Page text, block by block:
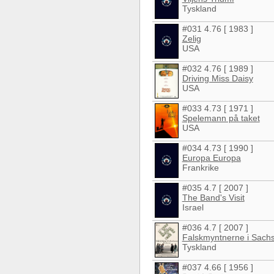
Tyskland
#031 4.76 [ 1983 ]
Zelig
USA
#032 4.76 [ 1989 ]
Driving Miss Daisy
USA
#033 4.73 [ 1971 ]
Spelemann på taket
USA
#034 4.73 [ 1990 ]
Europa Europa
Frankrike
#035 4.7 [ 2007 ]
The Band's Visit
Israel
#036 4.7 [ 2007 ]
Falskmyntnerne i
Tyskland
#037 4.66 [ 1956 ]